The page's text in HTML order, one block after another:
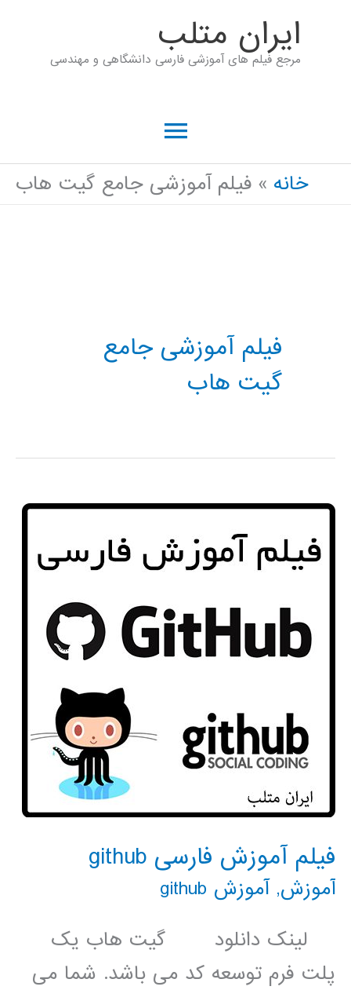
ايران متلب
مرجع فیلم های آموزشی فارسی دانشگاهی و مهندسی
فهرست
اصلی
خانه فیلم آموزشی جامع گیت هاب
فیلم آموزشی جامع
گیت هاب
فیلم آموزش فارسی github
آموزش,آموزش github
لینک دانلود گیت هاب یک
پلت فرم توسعه کد می باشد. شما می